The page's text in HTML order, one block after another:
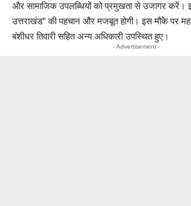
और सामाजिक उपलब्धियों को प्रमुखता से उजागर करें।
उत्तराखंड” की पहचान और मजबूत होगी। इस मौके पर
बंशीधर तिवारी सहित अन्य अधिकारी उपस्थित हुए।
- Advertisement -